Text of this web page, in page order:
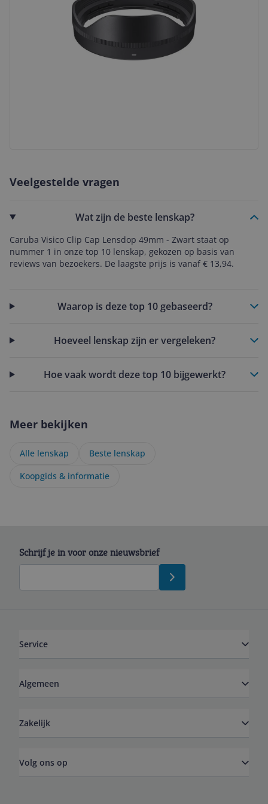
Veelgestelde vragen
Wat zijn de beste lenskap?
Caruba Visico Clip Cap Lensdop 49mm - Zwart staat op
nummer 1 in onze top 10 lenskap, gekozen op basis van
reviews van bezoekers. De laagste prijs is vanaf € 13,94.
Waarop is deze top 10 gebaseerd?
Hoeveel lenskap zijn er vergeleken?
Hoe vaak wordt deze top 10 bijgewerkt?
Meer bekijken
Alle lenskap
Beste lenskap
Koopgids & informatie
Schrijf je in voor onze nieuwsbrief
Service
Algemeen
Zakelijk
Volg ons op